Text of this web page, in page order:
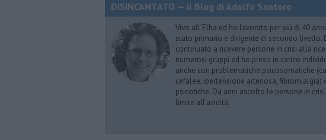
DISINCANTATO — il Blog di Adolfo Santoro
Vivo all’Elba ed ho lavorato per più di 40
stato primario e dirigente di secondo livello.
continuato a ricevere persone in crisi alla
numerosi gruppi ed ho preso in carico
anche con problematiche psicosomatiche
cefalee, ipertensione arteriosa,
psicotiche. Da anni ascolto le persone in
limite all’avidità.